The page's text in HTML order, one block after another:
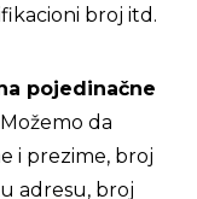
broj itd.
pojedinačne
da
i prezime, broj
adresu, broj